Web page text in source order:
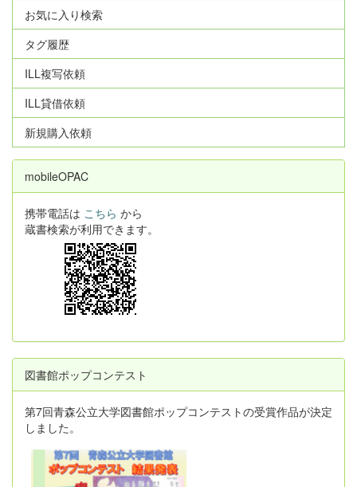
お気に入り検索
タグ履歴
ILL複写依頼
ILL貸借依頼
新規購入依頼
mobileOPAC
携帯電話は こちら から
蔵書検索が利用できます。
図書館ポップコンテスト
第7回青森公立大学図書館ポップコンテストの受賞作品が決定
しました。